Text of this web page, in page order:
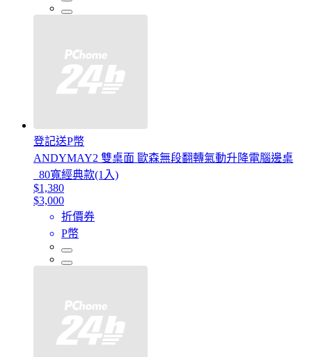
登記送P幣
ANDYMAY2 雙桌面 歐森無段翻轉氣動升降電腦邊桌
_80寬經典款(1入)
$1,380
$3,000
折價券
P幣